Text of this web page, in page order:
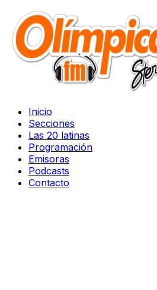
Inicio
Secciones
Las 20 latinas
Programación
Emisoras
Podcasts
Contacto